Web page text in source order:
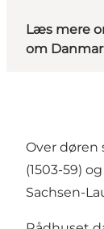
Læs mere
om
Over døren
(1503-59)
Sachsen-